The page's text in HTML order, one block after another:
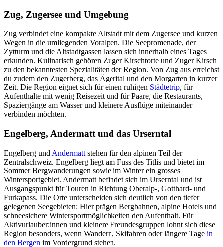
Zug, Zugersee und Umgebung
Zug verbindet eine kompakte Altstadt mit dem Zugersee und kurzen
Wegen in die umliegenden Voralpen. Die Seepromenade, der
Zytturm und die Altstadtgassen lassen sich innerhalb eines Tages
erkunden. Kulinarisch gehören Zuger Kirschtorte und Zuger Kirsch
zu den bekanntesten Spezialitäten der Region. Von Zug aus erreichst
du zudem den Zugerberg, das Ägerital und den Morgarten in kurzer
Zeit. Die Region eignet sich für einen ruhigen Städtetrip, für
Aufenthalte mit wenig Reisezeit und für Paare, die Restaurants,
Spaziergänge am Wasser und kleinere Ausflüge miteinander
verbinden möchten.
Engelberg, Andermatt und das Urserntal
Engelberg und Andermatt stehen für den alpinen Teil der
Zentralschweiz. Engelberg liegt am Fuss des Titlis und bietet im
Sommer Bergwanderungen sowie im Winter ein grosses
Wintersportgebiet. Andermatt befindet sich im Urserntal und ist
Ausgangspunkt für Touren in Richtung Oberalp-, Gotthard- und
Furkapass. Die Orte unterscheiden sich deutlich von den tiefer
gelegenen Seegebieten: Hier prägen Bergbahnen, alpine Hotels und
schneesichere Wintersportmöglichkeiten den Aufenthalt. Für
Aktivurlauber:innen und kleinere Freundesgruppen lohnt sich diese
Region besonders, wenn Wandern, Skifahren oder längere Tage in
den Bergen im Vordergrund stehen.